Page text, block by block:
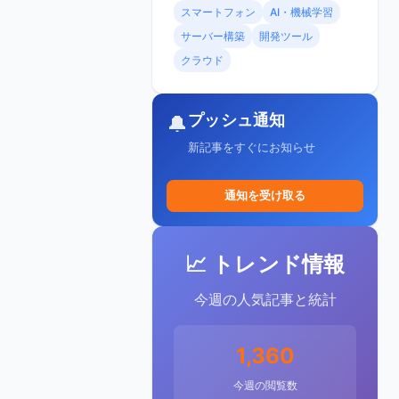
スマートフォン
AI・機械学習
サーバー構築
開発ツール
クラウド
🔔プッシュ通知
新記事をすぐにお知らせ
通知を受け取る
📈 トレンド情報
今週の人気記事と統計
1,360
今週の閲覧数